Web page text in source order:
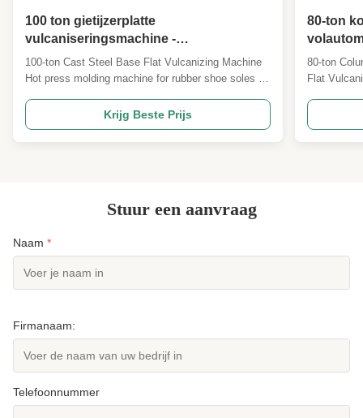
100 ton gietijzerplatte
vulcaniseringsmachine -
warmpersvormmachine voor rubberen
schoenenzool - vierkolomtype met twee
100-ton Cast Steel Base Flat Vulcanizing Machine
Hot press molding machine for rubber shoe soles -
Overview Our 100-ton four-column flat vulcanizing
press is specifically engineered for hot press
molding of rubber shoe soles. Featuring a solid cast
Krijg Beste Prijs
80-ton
80-ton
Flat
machine is
hydraulic
Stuur een aanvraag
Naam *
Firmanaam:
Telefoonnummer